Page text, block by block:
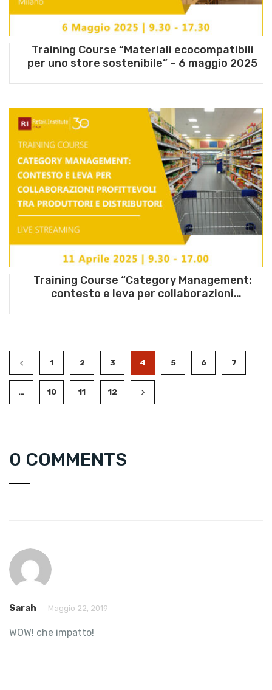
Training Course “Materiali ecocompatibili
per uno store sostenibile” – 6 maggio 2025
Training Course “Category Management:
contesto e leva per collaborazioni
1 2 3 4 5 6 7
… 10 11 12
0 COMMENTS
Sarah Maggio 22, 2019
WOW! che impatto!